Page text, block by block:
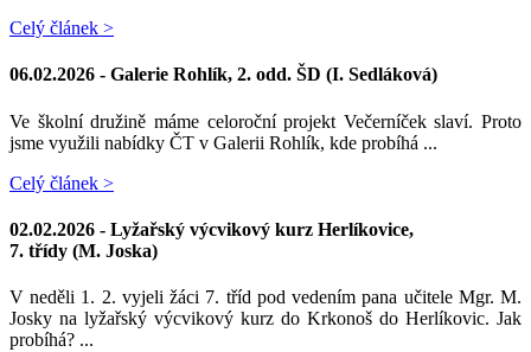
Celý článek >
06.02.2026 - Galerie Rohlík, 2. odd. ŠD (I. Sedláková)
Ve školní družině máme celoroční projekt Večerníček slaví. Proto
jsme využili nabídky ČT v Galerii Rohlík, kde probíhá ...
Celý článek >
02.02.2026 - Lyžařský výcvikový kurz Herlíkovice,
7. třídy (M. Joska)
V neděli 1. 2. vyjeli žáci 7. tříd pod vedením pana učitele Mgr. M.
Josky na lyžařský výcvikový kurz do Krkonoš do Herlíkovic. Jak
probíhá? ...